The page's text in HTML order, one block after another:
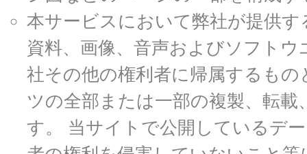
本サービスにおいて弊社が提供
資料、画像、音声およびソフト
社その他の権利者に帰属するも
ツの全部または一部の複製、転
す。 当サイトで公開しているデ